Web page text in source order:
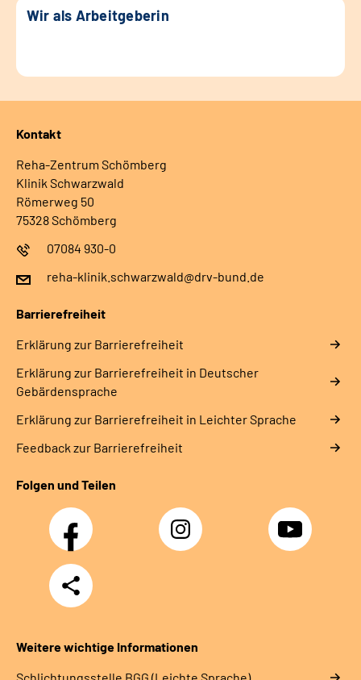
Wir als Arbeitgeberin
Kontakt
Reha-Zentrum Schömberg
Klinik Schwarzwald
Römerweg 50
75328 Schömberg
07084 930-0
reha-klinik.schwarzwald@drv-bund.de
Barrierefreiheit
Erklärung zur Barrierefreiheit
Erklärung zur Barrierefreiheit in Deutscher
Gebärdensprache
Erklärung zur Barrierefreiheit in Leichter Sprache
Feedback zur Barrierefreiheit
Folgen und Teilen
Facebook Instagram YouTube
Teilen
Weitere wichtige Informationen